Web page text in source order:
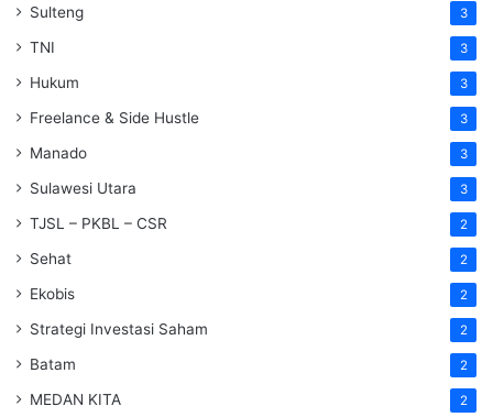
Sulteng 3
TNI 3
Hukum 3
Freelance & Side Hustle 3
Manado 3
Sulawesi Utara 3
TJSL – PKBL – CSR 2
Sehat 2
Ekobis 2
Strategi Investasi Saham 2
Batam 2
MEDAN KITA 2